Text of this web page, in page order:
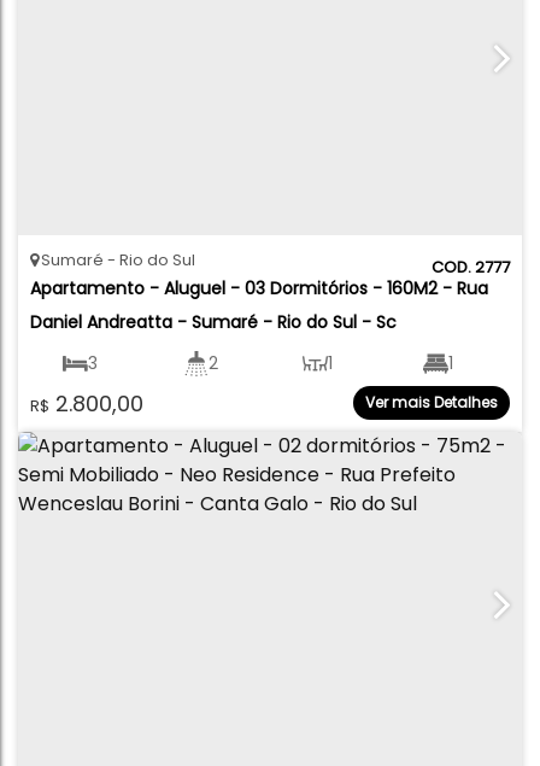
2777
Apartamento - Aluguel - 03 Dormitórios - 160M2 - Rua
Daniel Andreatta - Sumaré - Rio do Sul - Sc
R$ 2.800,00
Sumaré Rio do Sul
3 2 1 1
1 Ver mais Detalhes